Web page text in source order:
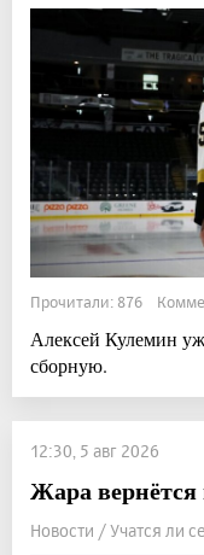
Прочитали: 876
Алексей Кулемин
сборную.
12:30, 5 авг 2026
Жара
Новости / Учатся ли